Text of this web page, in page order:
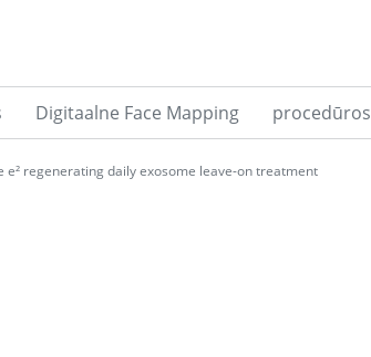
Digitaalne Face Mapping procedūros
regenerating daily exosome leave-on treatment